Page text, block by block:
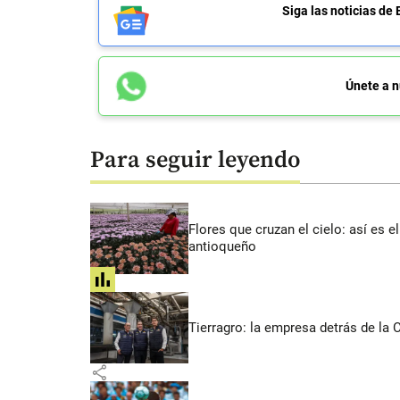
Siga las noticias de
Únete a
Para seguir leyendo
Flores que cruzan el cielo: así es
antioqueño
share
Tierragro: la empresa detrás de la
share